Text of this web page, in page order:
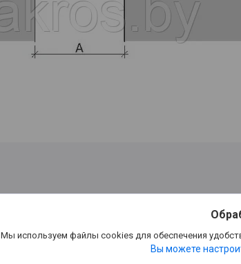
Мы используем файлы cookies для обеспечения
Вы можете